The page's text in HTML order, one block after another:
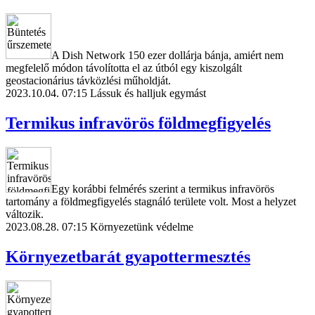
A Dish Network 150 ezer dollárja bánja, amiért nem
megfelelő módon távolította el az útból egy kiszolgált
geostacionárius távközlési műholdját.
2023.10.04. 07:15 Lássuk és halljuk egymást
Termikus infravörös földmegfigyelés
Egy korábbi felmérés szerint a termikus infravörös
tartomány a földmegfigyelés stagnáló területe volt. Most a helyzet
változik.
2023.08.28. 07:15 Környezetünk védelme
Környezetbarát gyapottermesztés